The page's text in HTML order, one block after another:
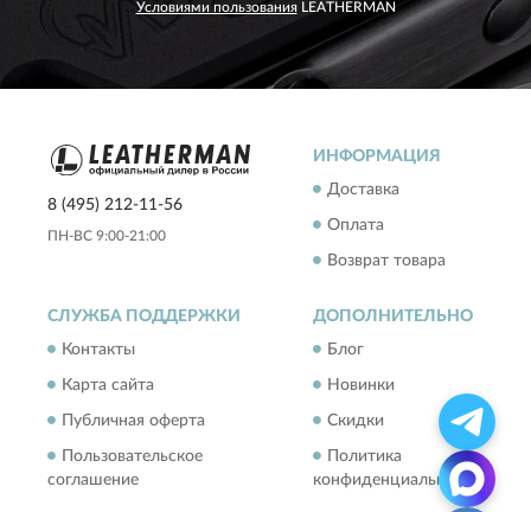
Условиями пользованияLEATHERMAN
8 (495) 212-11-56
ПН-ВС 9:00-21:00
ИНФОРМАЦИЯ
Доставка
Оплата
Возврат товара
СЛУЖБА ПОДДЕРЖКИ
Контакты
Карта сайта
Публичная оферта
Пользовательское
соглашение
ДОПОЛНИТЕЛЬНО
Блог
Новинки
Скидки
Политика
конфиденциальности